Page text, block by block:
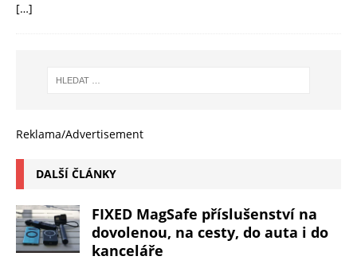
[…]
Reklama/Advertisement
DALŠÍ ČLÁNKY
FIXED MagSafe příslušenství na
dovolenou, na cesty, do auta i do
kanceláře